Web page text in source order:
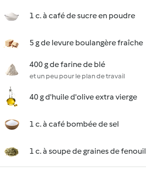
1 c. à café de sucre en poudre
5 g de levure boulangère fraîche
400 g de farine de blé
et un peu pour le plan de travail
40 g d'huile d'olive extra vierge
1 c. à café bombée de sel
1 c. à soupe de graines de fenouil